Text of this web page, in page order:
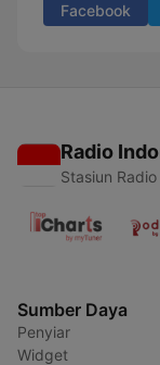
Facebook
Radio
Stasiun
Sumber Daya
Penyiar
Widget